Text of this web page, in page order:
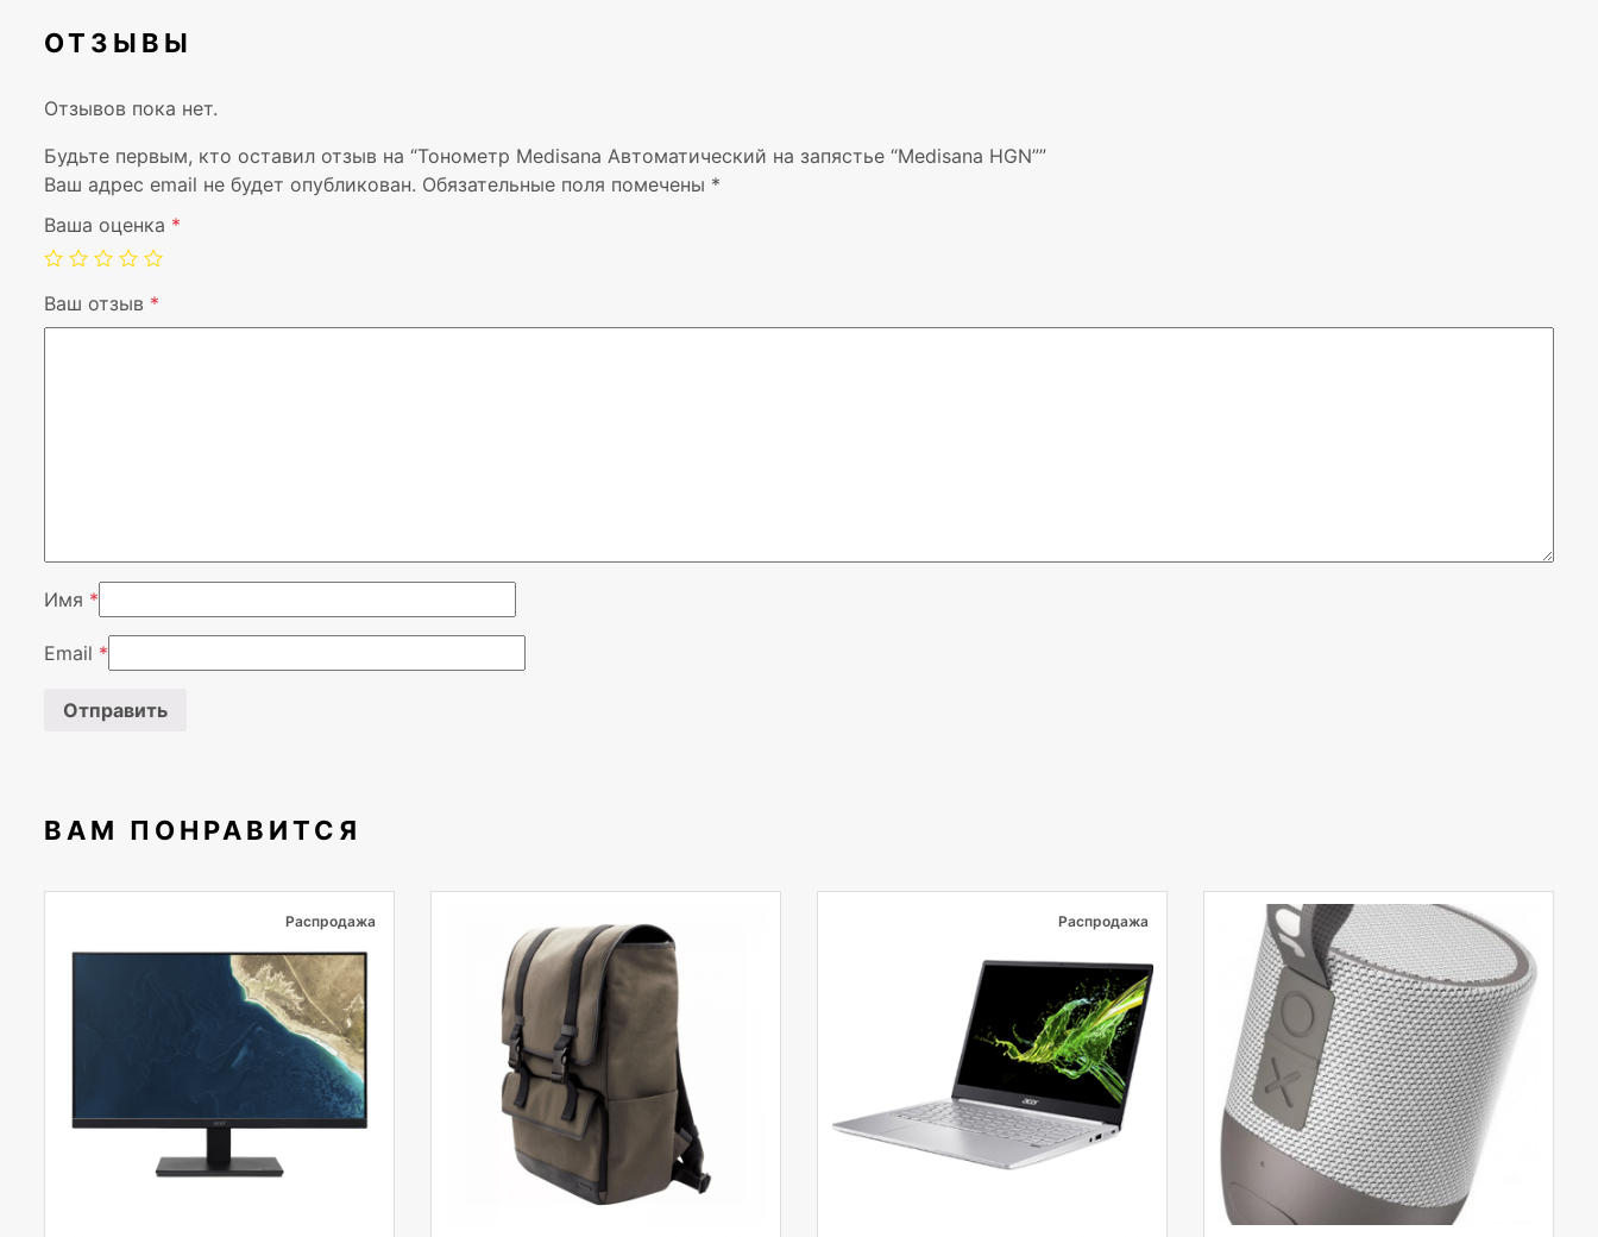
ОТЗЫВЫ
Отзывов пока нет.
Будьте первым, кто оставил отзыв на “Тонометр Medisana Автоматический на запястье “Medisana HGN””
Ваш адрес email не будет опубликован. Обязательные поля помечены *
Ваша оценка *
Ваш отзыв *
Имя *
Email *
ВАМ ПОНРАВИТСЯ
Распродажа Распродажа